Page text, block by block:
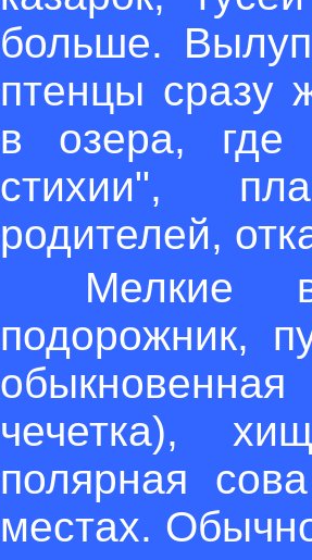
больше.
птенцы сразу
в озера, где
стихии",
родителей,
Мелкие
подорожник,
чечетка),
полярная
местах.